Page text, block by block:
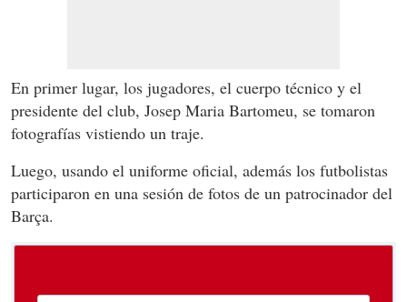
En primer lugar, los jugadores, el cuerpo técnico y el
presidente del club, Josep Maria Bartomeu, se tomaron
fotografías vistiendo un traje.
Luego, usando el uniforme oficial, además los futbolistas
participaron en una sesión de fotos de un patrocinador del
Barça.